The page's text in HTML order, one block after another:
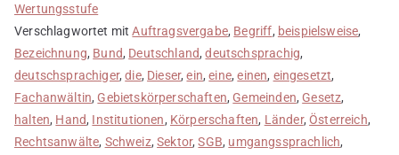
Wertungsstufe
Verschlagwortet mitAuftragsvergabe, Begriff, beispielsweise,
Bezeichnung, Bund, Deutschland,deutschsprachig,
deutschsprachiger,die, Dieser,ein,eine,einen, eingesetzt,
Fachanwältin, Gebietskörperschaften, Gemeinden, Gesetz,
halten, Hand, Institutionen, Körperschaften, Länder,Österreich,
Rechtsanwälte, Schweiz,Sektor,SGB, umgangssprachlich,